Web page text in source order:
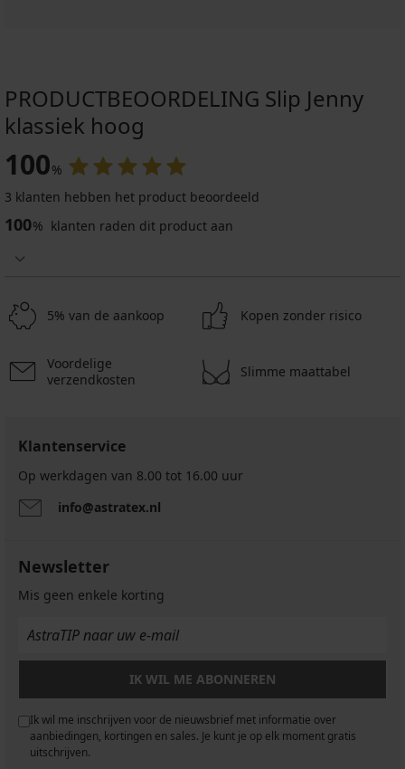
PRODUCTBEOORDELING Slip Jenny
klassiek hoog
100%
3 klanten hebben het product beoordeeld
100% klanten raden dit product aan
5% van de aankoop Kopen zonder risico
Voordelige
verzendkosten
Slimme maattabel
Klantenservice
Op werkdagen van 8.00 tot 16.00 uur
info@astratex.nl
Newsletter
Mis geen enkele korting
IK WIL ME ABONNEREN
Ik wil me inschrijven voor de nieuwsbrief met informatie over
aanbiedingen, kortingen en sales. Je kunt je op elk moment gratis
uitschrijven.